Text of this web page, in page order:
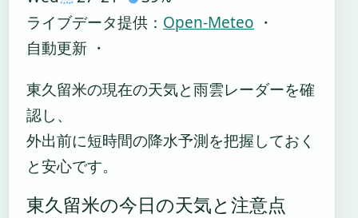
ライブデータ提供： Open-Meteo ・
自動更新 ・
東久留米の現在の天気と雨雲レーダーを確
認し、
外出前に短時間の降水予測を把握しておく
と安心です。
東久留米の今日の天気と注意点